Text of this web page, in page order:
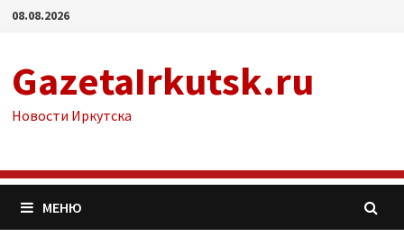
Перейти
08.08.2026
GazetaIrkutsk.ru
Новости Иркутска
МЕНЮ